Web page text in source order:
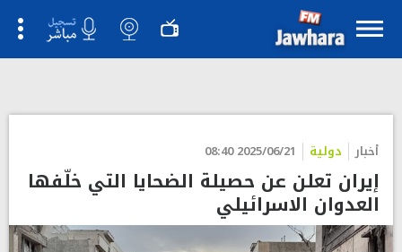
أخبار دولية 2025/06/21 08:40
إيران تعلن عن حصيلة الضحايا التي خلّفها
العدوان الاسرائيلي